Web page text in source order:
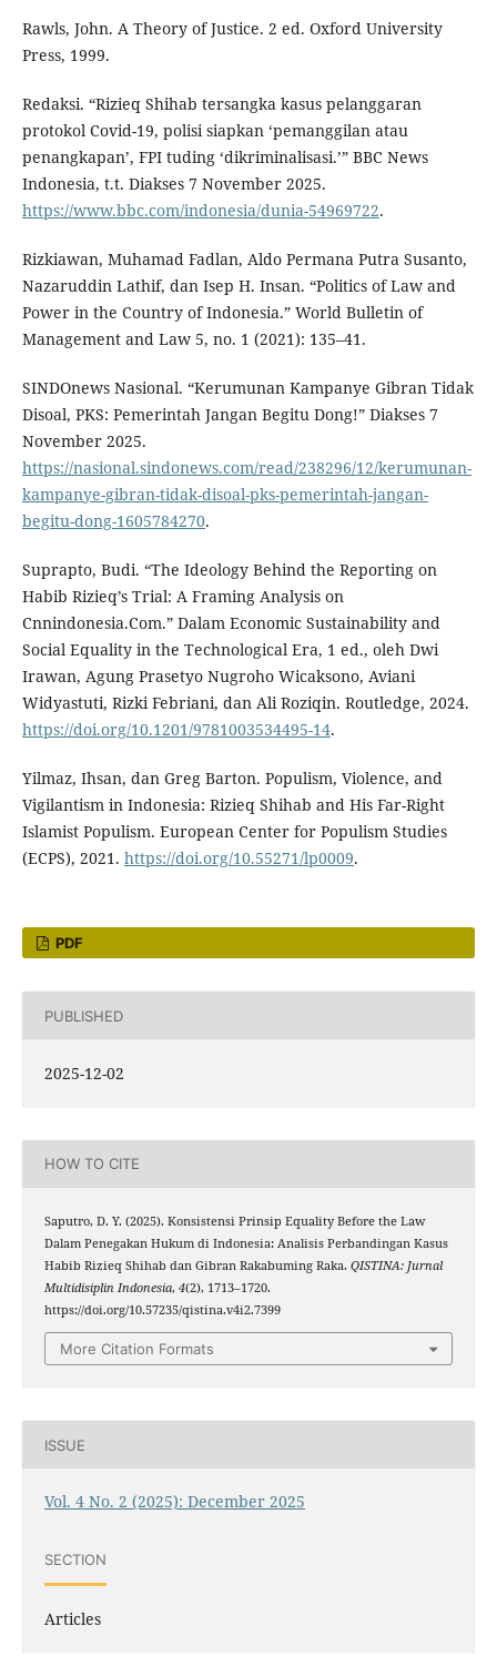
Rawls, John. A Theory of Justice. 2 ed. Oxford University
Press, 1999.
Redaksi. “Rizieq Shihab tersangka kasus pelanggaran
protokol Covid-19, polisi siapkan ‘pemanggilan atau
penangkapan’, FPI tuding ‘dikriminalisasi.’” BBC News
Indonesia, t.t. Diakses 7 November 2025.
https://www.bbc.com/indonesia/dunia-54969722.
Rizkiawan, Muhamad Fadlan, Aldo Permana Putra Susanto,
Nazaruddin Lathif, dan Isep H. Insan. “Politics of Law and
Power in the Country of Indonesia.” World Bulletin of
Management and Law 5, no. 1 (2021): 135–41.
SINDOnews Nasional. “Kerumunan Kampanye Gibran Tidak
Disoal, PKS: Pemerintah Jangan Begitu Dong!” Diakses 7
November 2025.
https://nasional.sindonews.com/read/238296/12/kerumunan-
kampanye-gibran-tidak-disoal-pks-pemerintah-jangan-
begitu-dong-1605784270.
Suprapto, Budi. “The Ideology Behind the Reporting on
Habib Rizieq’s Trial: A Framing Analysis on
Cnnindonesia.Com.” Dalam Economic Sustainability and
Social Equality in the Technological Era, 1 ed., oleh Dwi
Irawan, Agung Prasetyo Nugroho Wicaksono, Aviani
Widyastuti, Rizki Febriani, dan Ali Roziqin. Routledge, 2024.
https://doi.org/10.1201/9781003534495-14.
Yilmaz, Ihsan, dan Greg Barton. Populism, Violence, and
Vigilantism in Indonesia: Rizieq Shihab and His Far-Right
Islamist Populism. European Center for Populism Studies
(ECPS), 2021. https://doi.org/10.55271/lp0009.
PDF
PUBLISHED
2025-12-02
HOW TO CITE
Saputro, D. Y. (2025). Konsistensi Prinsip Equality Before the Law
Dalam Penegakan Hukum di Indonesia: Analisis Perbandingan Kasus
Habib Rizieq Shihab dan Gibran Rakabuming Raka. QISTINA: Jurnal
Multidisiplin Indonesia, 4(2), 1713–1720.
https://doi.org/10.57235/qistina.v4i2.7399
More Citation Formats
ISSUE
Vol. 4 No. 2 (2025): December 2025
SECTION
Articles